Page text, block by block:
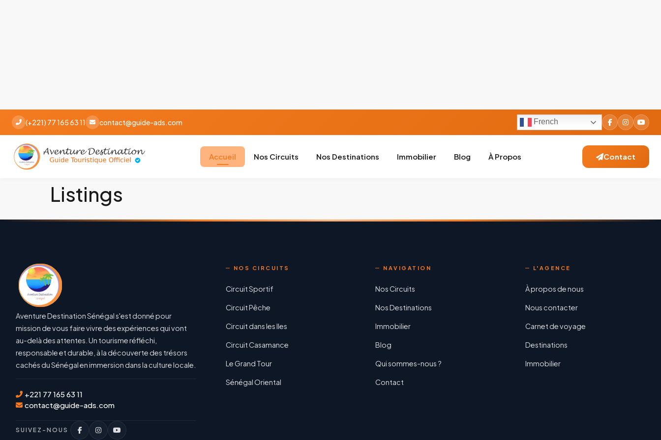
(+221) 77 165 63 11 contact@guide-ads.com French
Accueil Nos Circuits Nos Destinations Immobilier Blog À Propos Contact
Listings
Aventure Destination Sénégal s'est donné pour
mission de vous faire vivre des expériences qui vont
au-delà des attentes. Un tourisme réfléchi,
responsable et durable, à la découverte des trésors
cachés du Sénégal en immersion dans la culture locale.
+221 77 165 63 11
contact@guide-ads.com
SUIVEZ-NOUS
NOS CIRCUITS
Circuit Sportif
Circuit Pêche
Circuit dans les Iles
Circuit Casamance
Le Grand Tour
Sénégal Oriental
NAVIGATION
Nos Circuits
Nos Destinations
Immobilier
Blog
Qui sommes-nous ?
Contact
L'AGENCE
À propos de nous
Nous contacter
Carnet de voyage
Destinations
Immobilier